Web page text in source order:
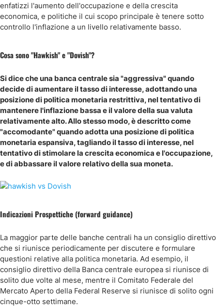
enfatizzi l'aumento dell'occupazione e della crescita
economica, e politiche il cui scopo principale è tenere sotto
controllo l'inflazione a un livello relativamente basso.
Cosa sono "Hawkish" e "Dovish"?
Si dice che una banca centrale sia "aggressiva" quando
decide di aumentare il tasso di interesse, adottando una
posizione di politica monetaria restrittiva, nel tentativo di
mantenere l'inflazione bassa e il valore della sua valuta
relativamente alto. Allo stesso modo, è descritto come
"accomodante" quando adotta una posizione di politica
monetaria espansiva, tagliando il tasso di interesse, nel
tentativo di stimolare la crescita economica e l'occupazione,
e di abbassare il valore relativo della sua moneta.
Indicazioni Prospettiche (forward guidance)
La maggior parte delle banche centrali ha un consiglio direttivo
che si riunisce periodicamente per discutere e formulare
questioni relative alla politica monetaria. Ad esempio, il
consiglio direttivo della Banca centrale europea si riunisce di
solito due volte al mese, mentre il Comitato Federale del
Mercato Aperto della Federal Reserve si riunisce di solito ogni
cinque-otto settimane.